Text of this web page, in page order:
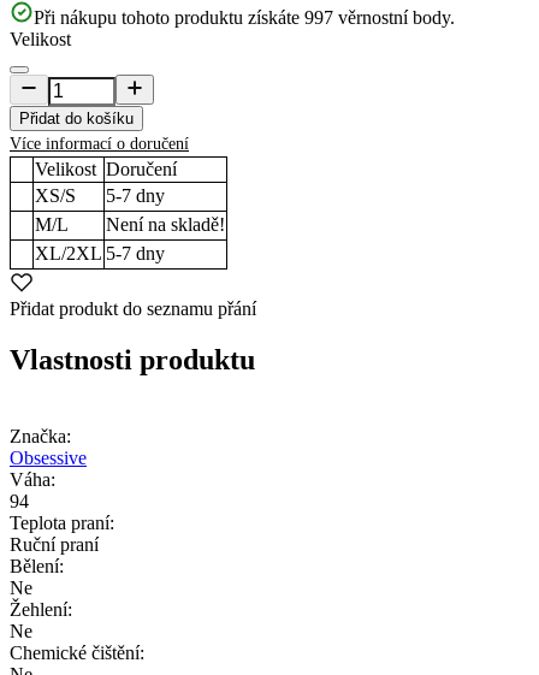
Při nákupu tohoto produktu získáte 997 věrnostní body.
Velikost
Přidat do košíku
Více informací o doručení
Velikost Doručení
XS/S
5-7 dny
M/L
Není na skladě!
XL/2XL 5-7 dny
Přidat produkt do seznamu přání
Vlastnosti produktu
Značka:
Obsessive
Váha:
94
Teplota praní:
Ruční praní
Bělení:
Ne
Žehlení:
Ne
Chemické čištění: